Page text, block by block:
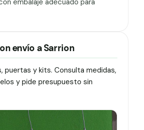
embalaje adecuado para
envío a Sarrion
puertas y kits. Consulta medidas,
y pide presupuesto sin